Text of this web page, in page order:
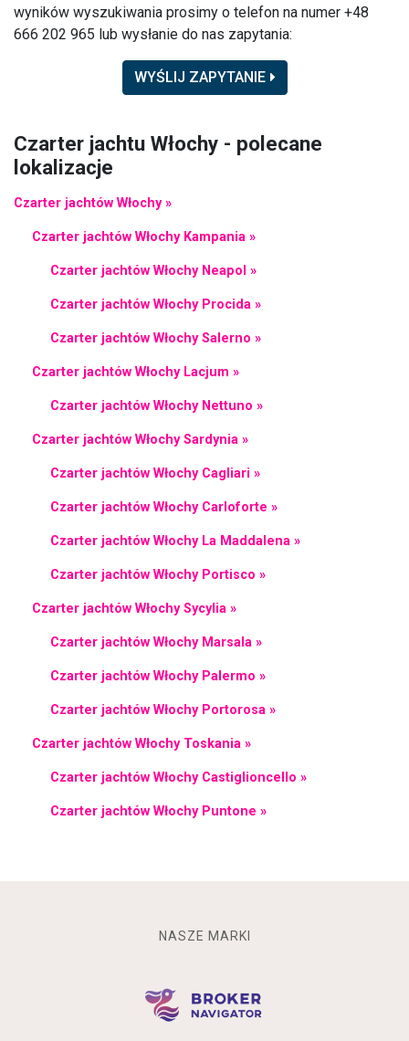
wyników wyszukiwania prosimy o telefon na numer +48
666 202 965 lub wysłanie do nas zapytania:
WYŚLIJ ZAPYTANIE
Czarter jachtu Włochy - polecane
lokalizacje
Czarter jachtów Włochy »
Czarter jachtów Włochy Kampania »
Czarter jachtów Włochy Neapol »
Czarter jachtów Włochy Procida »
Czarter jachtów Włochy Salerno »
Czarter jachtów Włochy Lacjum »
Czarter jachtów Włochy Nettuno »
Czarter jachtów Włochy Sardynia »
Czarter jachtów Włochy Cagliari »
Czarter jachtów Włochy Carloforte »
Czarter jachtów Włochy La Maddalena »
Czarter jachtów Włochy Portisco »
Czarter jachtów Włochy Sycylia »
Czarter jachtów Włochy Marsala »
Czarter jachtów Włochy Palermo »
Czarter jachtów Włochy Portorosa »
Czarter jachtów Włochy Toskania »
Czarter jachtów Włochy Castiglioncello »
Czarter jachtów Włochy Puntone »
NASZE MARKI